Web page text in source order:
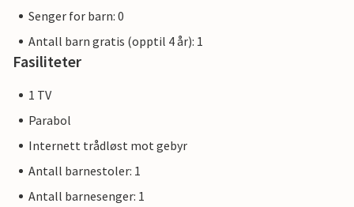
Senger for barn: 0
Antall barn gratis (opptil 4 år): 1
Fasiliteter
1 TV
Parabol
Internett trådløst mot gebyr
Antall barnestoler: 1
Antall barnesenger: 1